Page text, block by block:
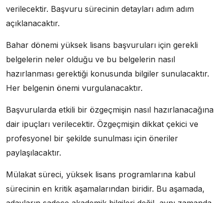
verilecektir. Başvuru sürecinin detayları adım adım
açıklanacaktır.
Bahar dönemi yüksek lisans başvuruları için gerekli
belgelerin neler olduğu ve bu belgelerin nasıl
hazırlanması gerektiği konusunda bilgiler sunulacaktır.
Her belgenin önemi vurgulanacaktır.
Başvurularda etkili bir özgeçmişin nasıl hazırlanacağına
dair ipuçları verilecektir. Özgeçmişin dikkat çekici ve
profesyonel bir şekilde sunulması için öneriler
paylaşılacaktır.
Mülakat süreci, yüksek lisans programlarına kabul
sürecinin en kritik aşamalarından biridir. Bu aşamada,